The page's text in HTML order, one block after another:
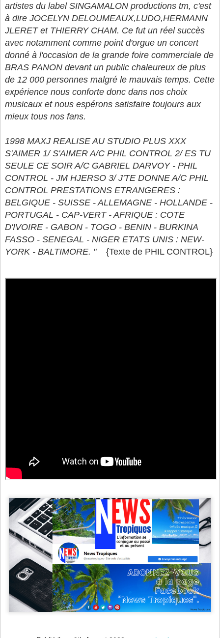
artistes du label SINGAMALON productions tm, c'est
à dire JOCELYN DELOUMEAUX,LUDO,HERMANN
JLERET et THIERRY CHAM. Ce fut un réel succès
avec notamment comme point d'orgue un concert
donné à l'occasion de la grande foire commerciale de
BRAS PANON devant un public chaleureux de plus
de 12 000 personnes malgré le mauvais temps. Cette
expérience nous conforte donc dans nos choix
musicaux et nous espérons satisfaire toujours aux
mieux tous nos fans.
1998 MAXJ REALISE AU STUDIO PLUS XXX
S'AIMER 1/ S'AIMER A/C PHIL CONTROL 2/ ES TU
SEULE CE SOIR A/C GABRIEL DARVOY - PHIL
CONTROL - JM HJERSO 3/ J'TE DONNE A/C PHIL
CONTROL PRESTATIONS ETRANGERES :
BELGIQUE - SUISSE - ALLEMAGNE - HOLLANDE -
PORTUGAL - CAP-VERT - AFRIQUE : COTE
D'IVOIRE - GABON - TOGO - BENIN - BURKINA
FASSO - SENEGAL - NIGER ETATS UNIS : NEW-
YORK - BALTIMORE. "{Texte de PHIL CONTROL}